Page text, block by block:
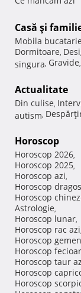
Casă şi
Mobila bucatarie
Dormitoare,
singura, Gravide,
Actualitate
Din culise,
autism,
Horoscop
Horoscop 2026,
Horoscop 2025,
Horoscop azi,
Horoscop
Horoscop
Astrologie,
Horoscop lunar,
Horoscop rac azi,
Horoscop
Horoscop
Horoscop taur
Horoscop
Horoscop